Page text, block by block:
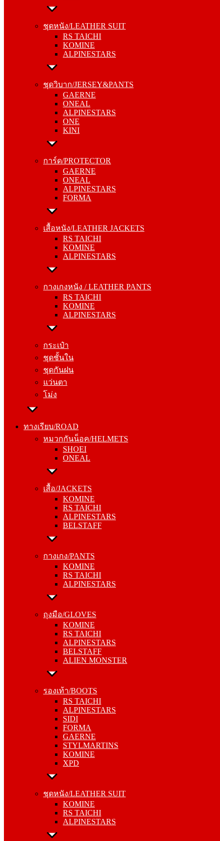
ชุดหนัง/LEATHER SUIT
RS TAICHI
KOMINE
ALPINESTARS
ชุดวิบาก/JERSEY&PANTS
GAERNE
ONEAL
ALPINESTARS
ONE
KINI
การ์ด/PROTECTOR
GAERNE
ONEAL
ALPINESTARS
FORMA
เสื้อหนัง/LEATHER JACKETS
RS TAICHI
KOMINE
ALPINESTARS
กางเกงหนัง / LEATHER PANTS
RS TAICHI
KOMINE
ALPINESTARS
กระเป๋า
ชุดชั้นใน
ชุดกันฝน
แว่นตา
โม่ง
ทางเรียบ/ROAD
หมวกกันน็อค/HELMETS
SHOEI
ONEAL
เสื้อ/JACKETS
KOMINE
RS TAICHI
ALPINESTARS
BELSTAFF
กางเกง/PANTS
KOMINE
RS TAICHI
ALPINESTARS
ถุงมือ/GLOVES
KOMINE
RS TAICHI
ALPINESTARS
BELSTAFF
ALIEN MONSTER
รองเท้า/BOOTS
RS TAICHI
ALPINESTARS
SIDI
FORMA
GAERNE
STYLMARTINS
KOMINE
XPD
ชุดหนัง/LEATHER SUIT
KOMINE
RS TAICHI
ALPINESTARS
ชุดหนัง/LEATHER SUIT
KOMINE
ALPINESTARS
ชุดวิบาก/JERSEY&PANTS
ONEAL
ALPINESTARS
ONE
KINI
การ์ด/PROTECTOR
ONEAL
ALPINESTARS
FORMA
เสื้อหนัง/LEATHER JACKETS
KOMINE
ALPINESTARS
กางเกงหนัง / LEATHER PANTS
KOMINE
ALPINESTARS
กระเป๋า
ชุดชั้นใน
ชุดกันฝน
แว่นตา
โม่ง
ทางเรียบ/ROAD
หมวกกันน็อค/HELMETS
SHOEI
ONEAL
เสื้อ/JACKETS
RS TAICHI
ALPINESTARS
BELSTAFF
กางเกง/PANTS
RS TAICHI
ALPINESTARS
ถุงมือ/GLOVES
RS TAICHI
ALPINESTARS
BELSTAFF
ALIEN MONSTER
รองเท้า/BOOTS
ALPINESTARS
SIDI
FORMA
GAERNE
STYLMARTINS
KOMINE
XPD
ชุดหนัง/LEATHER SUIT
RS TAICHI
ALPINESTARS
การ์ด/PROTECTOR